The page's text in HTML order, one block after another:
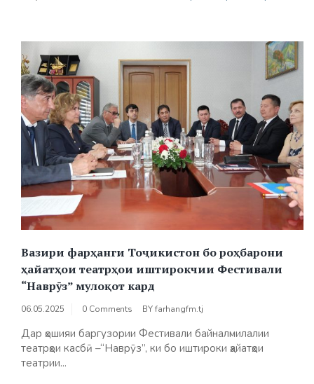
Вазири фарҳанги Тоҷикистон бо роҳбарони
ҳайатҳои театрҳои иштирокчии Фестивали
“Наврӯз” мулоқот кард
06.05.2025 0 Comments BYfarhangfm.tj
Дар ҳошияи баргузории Фестивали байналмилалии
театрҳои касбӣ –“Наврӯз”, ки бо иштироки ҳайатҳои
театрии...